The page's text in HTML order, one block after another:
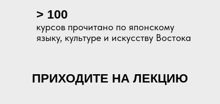
> 100
курсов прочитано по японскому
языку, культуре и искусству Востока
ПРИХОДИТЕ НА ЛЕКЦИЮ